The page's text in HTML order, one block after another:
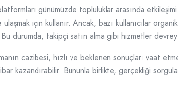
günümüzde topluluklar arasında
için kullanır. Ancak, bazı kullanıcılar
Bu durumda, takipçi satın alma gibi hizmetler
cazibesi, hızlı ve beklenen sonuçları vaat
kazandırabilir. Bununla birlikte, gerçekliği